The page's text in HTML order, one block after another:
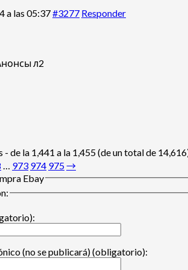
a las 05:37#3277 Responder
л2
- de la 1,441 a la 1,455 (de un total de
… 973 974 975→
Ebay
(no se publicará) (obligatorio):